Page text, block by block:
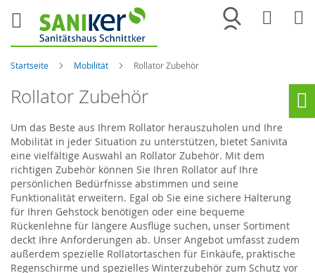
Merkliste
Startseite Mobilität Rollator Zubehör
Rollator Zubehör
Um das Beste aus Ihrem Rollator herauszuholen und Ihre
Mobilität in jeder Situation zu unterstützen, bietet Sanivita
eine vielfältige Auswahl an Rollator Zubehör. Mit dem
richtigen Zubehör können Sie Ihren Rollator auf Ihre
persönlichen Bedürfnisse abstimmen und seine
Funktionalität erweitern. Egal ob Sie eine sichere Halterung
für Ihren Gehstock benötigen oder eine bequeme
Rückenlehne für längere Ausflüge suchen, unser Sortiment
deckt Ihre Anforderungen ab. Unser Angebot umfasst zudem
außerdem spezielle Rollatortaschen für Einkäufe, praktische
Regenschirme und spezielles Winterzubehör zum Schutz vor